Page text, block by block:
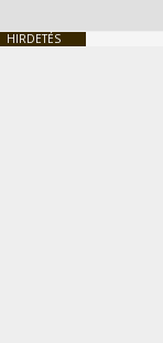
HIRDETÉS